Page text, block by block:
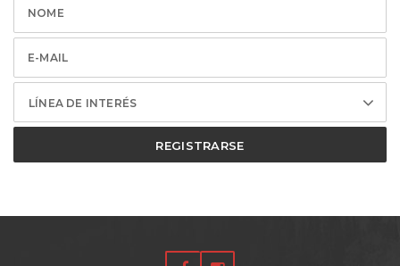
LÍNEA DE INTERÉS
REGISTRARSE